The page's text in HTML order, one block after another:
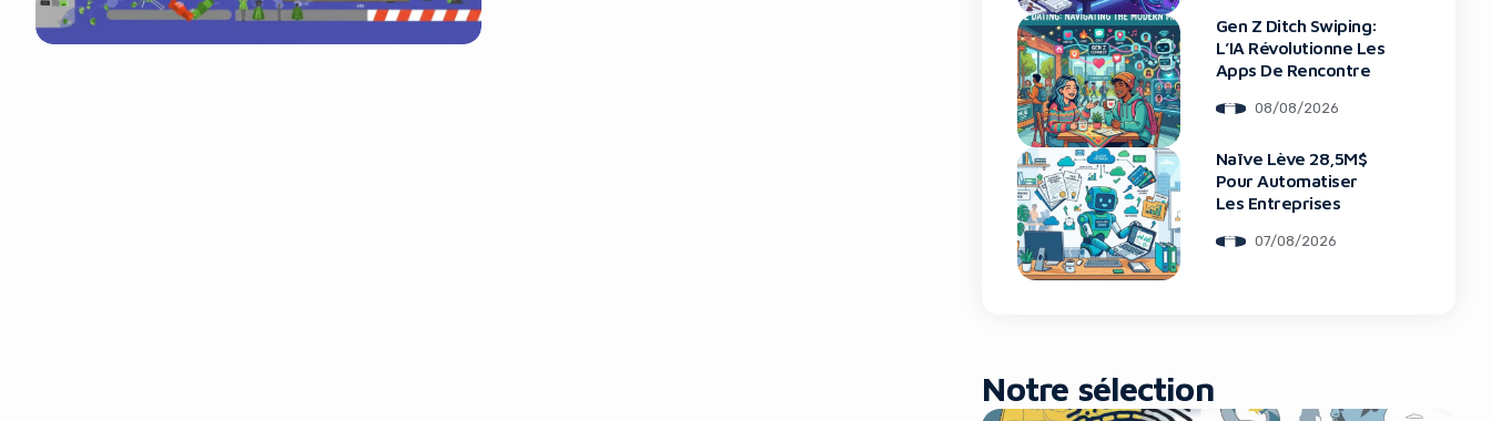
Gen Z Ditch Swiping:
L’IA Révolutionne Les
Apps De Rencontre
08/08/2026
Naïve Lève 28,5M$
Pour Automatiser
Les Entreprises
07/08/2026
Notre sélection
It looks like you're using an ad-blocker!